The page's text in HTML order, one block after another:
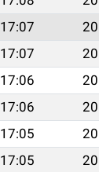
17:07
17:07
17:06
17:06
17:05
17:05